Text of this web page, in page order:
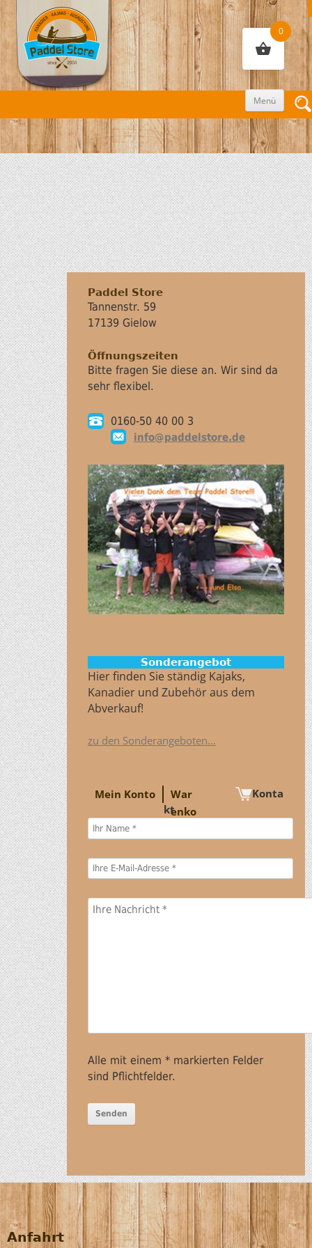
Menü
Zum
Inhalt
Paddel Store
Tannenstr. 59
17139 Gielow
Öffnungszeiten
Bitte fragen Sie diese an. Wir sind da
sehr flexibel.
0160-50 40 00 3
info@paddelstore.de
Sonderangebot
Hier finden Sie ständig Kajaks,
Kanadier und Zubehör aus dem
Abverkauf!
zu den Sonderangeboten...
Mein Konto
War
enko
Konta
kt
Alle mit einem * markierten Felder
sind Pflichtfelder.
Anfahrt
0